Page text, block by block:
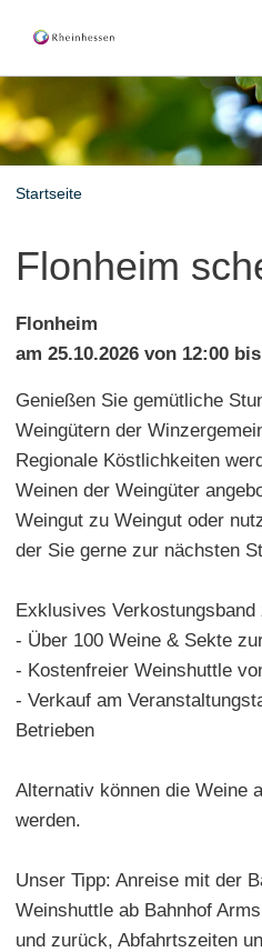
Wein &
Buchung
ShopRheinhessen-
Startseite
Flonheim
Flonheim
am 25.10.2026 von 12:00
Genießen Sie gemütliche
Weingütern der
Regionale Köstlichkeiten
Weinen der Weingüter
Weingut zu Weingut oder
der Sie gerne zur nächsten
Exklusives
- Über 100 Weine & Sekte
- Kostenfreier Weinshuttle
- Verkauf am
Betrieben
Alternativ können die Weine
werden.
Unser Tipp: Anreise mit der
Weinshuttle ab Bahnhof
und zurück, Abfahrtszeiten